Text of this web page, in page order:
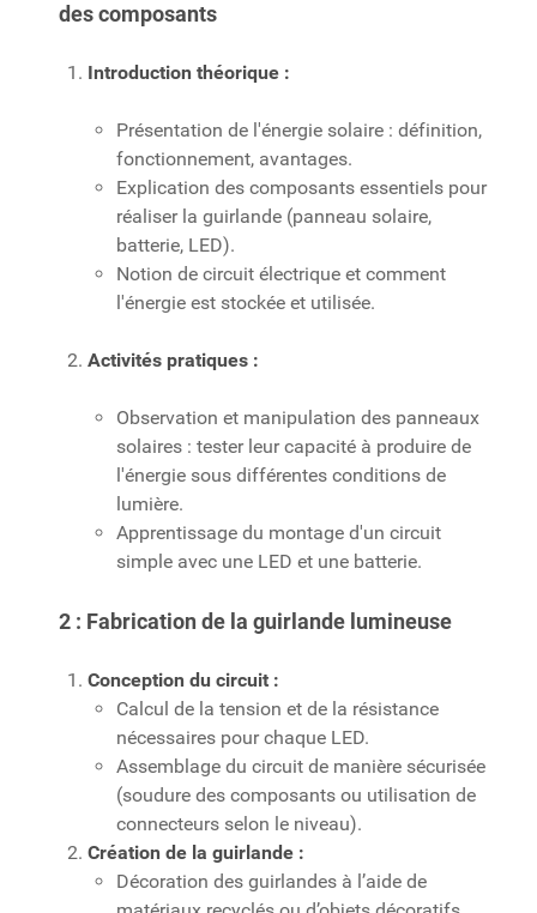
des composants
Introduction théorique :
Présentation de l'énergie solaire : définition,
fonctionnement, avantages.
Explication des composants essentiels pour
réaliser la guirlande (panneau solaire,
batterie, LED).
Notion de circuit électrique et comment
l'énergie est stockée et utilisée.
Activités pratiques :
Observation et manipulation des panneaux
solaires : tester leur capacité à produire de
l'énergie sous différentes conditions de
lumière.
Apprentissage du montage d'un circuit
simple avec une LED et une batterie.
2 : Fabrication de la guirlande lumineuse
Conception du circuit :
Calcul de la tension et de la résistance
nécessaires pour chaque LED.
Assemblage du circuit de manière sécurisée
(soudure des composants ou utilisation de
connecteurs selon le niveau).
Création de la guirlande :
Décoration des guirlandes à l’aide de